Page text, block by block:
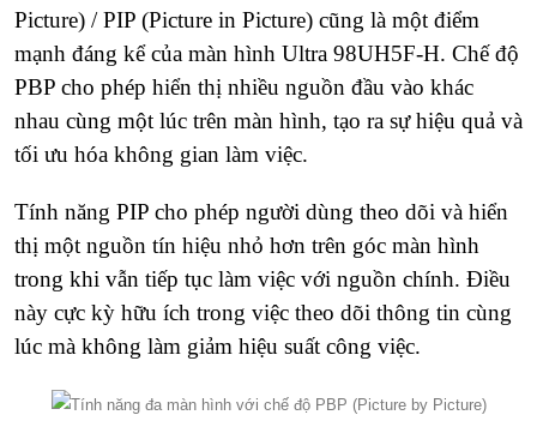
Picture) / PIP (Picture in Picture) cũng là một điểm
mạnh đáng kể của màn hình Ultra 98UH5F-H. Chế độ
PBP cho phép hiển thị nhiều nguồn đầu vào khác
nhau cùng một lúc trên màn hình, tạo ra sự hiệu quả và
tối ưu hóa không gian làm việc.
Tính năng PIP cho phép người dùng theo dõi và hiển
thị một nguồn tín hiệu nhỏ hơn trên góc màn hình
trong khi vẫn tiếp tục làm việc với nguồn chính. Điều
này cực kỳ hữu ích trong việc theo dõi thông tin cùng
lúc mà không làm giảm hiệu suất công việc.